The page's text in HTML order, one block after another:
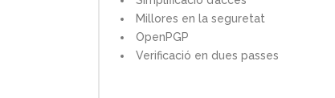
Millores en la seguretat
OpenPGP
Verificació en dues passes